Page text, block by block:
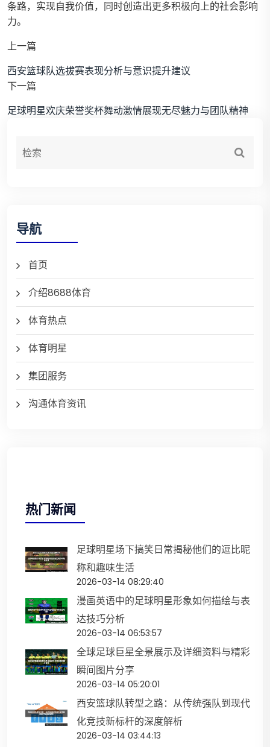
条路，实现自我价值，同时创造出更多积极向上的社会影响
力。
上一篇
西安篮球队选拔赛表现分析与意识提升建议
下一篇
足球明星欢庆荣誉奖杯舞动激情展现无尽魅力与团队精神
导航
首页
介绍8688体育
体育热点
体育明星
集团服务
沟通体育资讯
热门新闻
足球明星场下搞笑日常揭秘他们的逗比昵
称和趣味生活
2026-03-14 08:29:40
漫画英语中的足球明星形象如何描绘与表
达技巧分析
2026-03-14 06:53:57
全球足球巨星全景展示及详细资料与精彩
瞬间图片分享
2026-03-14 05:20:01
西安篮球队转型之路：从传统强队到现代
化竞技新标杆的深度解析
2026-03-14 03:44:13